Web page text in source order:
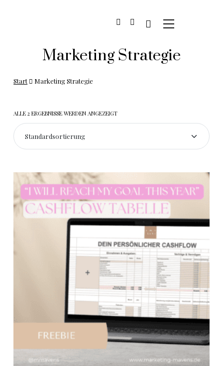
Marketing Strategie
Start Marketing Strategie
ALLE 2 ERGEBNISSE WERDEN ANGEZEIGT